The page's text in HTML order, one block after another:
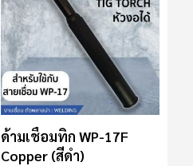
ด้ามเชื่อมทิก WP-17F
Copper (สีดำ)